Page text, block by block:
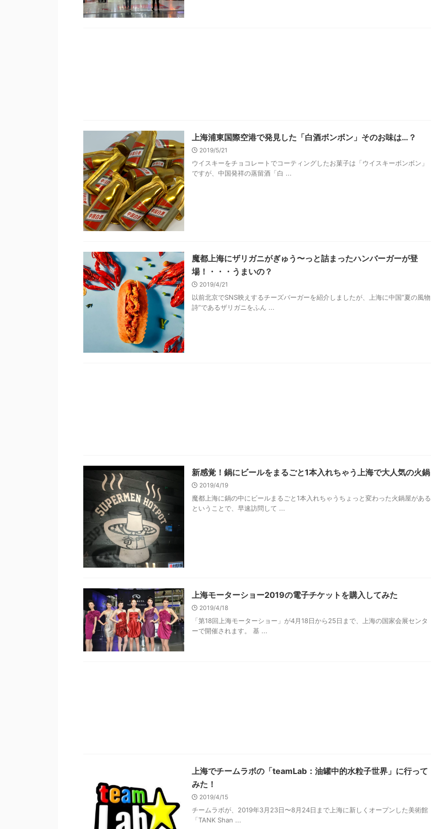
上海浦東国際空港で発見した「白酒ボンボン」そのお味は…？
2019/5/21
ウイスキーをチョコレートでコーティングしたお菓子は「ウイスキーボンボン」
ですが、中国発祥の蒸留酒「白 ...
魔都上海にザリガニがぎゅう〜っと詰まったハンバーガーが登
場！・・・うまいの？
2019/4/21
以前北京でSNS映えするチーズバーガーを紹介しましたが、上海に中国”夏の風物
詩”であるザリガニをふん ...
新感覚！鍋にビールをまるごと1本入れちゃう上海で大人気の火鍋
2019/4/19
魔都上海に鍋の中にビールまるごと1本入れちゃうちょっと変わった火鍋屋がある
ということで、早速訪問して ...
上海モーターショー2019の電子チケットを購入してみた
2019/4/18
「第18回上海モーターショー」が4月18日から25日まで、上海の国家会展センタ
ーで開催されます。 基 ...
上海でチームラボの「teamLab：油罐中的水粒子世界」に行って
みた！
2019/4/15
チームラボが、2019年3月23日〜8月24日まで上海に新しくオープンした美術館
「TANK Shan ...